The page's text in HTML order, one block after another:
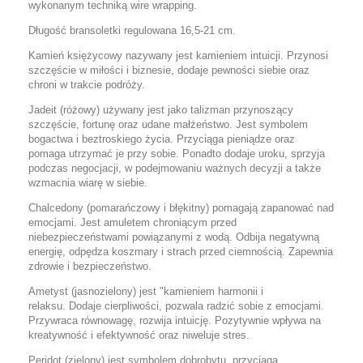
wykonanym techniką wire wrapping.
Długość bransoletki regulowana 16,5-21 cm.
Kamień księżycowy nazywany jest kamieniem intuicji. Przynosi
szczęście w miłości i biznesie, dodaje pewności siebie oraz
chroni w trakcie podróży.
Jadeit (różowy) używany jest jako talizman przynoszący
szczęście, fortunę oraz udane małżeństwo. Jest symbolem
bogactwa i beztroskiego życia. Przyciąga pieniądze oraz
pomaga utrzymać je przy sobie. Ponadto dodaje uroku, sprzyja
podczas negocjacji, w podejmowaniu ważnych decyzji a także
wzmacnia wiarę w siebie.
Chalcedony (pomarańczowy i błękitny) pomagają zapanować nad
emocjami. Jest amuletem chroniącym przed
niebezpieczeństwami powiązanymi z wodą. Odbija negatywną
energię, odpędza koszmary i strach przed ciemnością. Zapewnia
zdrowie i bezpieczeństwo.
Ametyst (jasnozielony) jest "kamieniem harmonii i
relaksu. Dodaje cierpliwości, pozwala radzić sobie z emocjami.
Przywraca równowagę, rozwija intuicję. Pozytywnie wpływa na
kreatywność i efektywność oraz niweluje stres.
Peridot (zielony) jest symbolem dobrobytu, przyciąga